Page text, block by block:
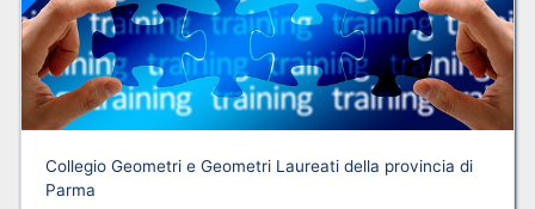
Collegio Geometri e Geometri Laureati della provincia di
Parma